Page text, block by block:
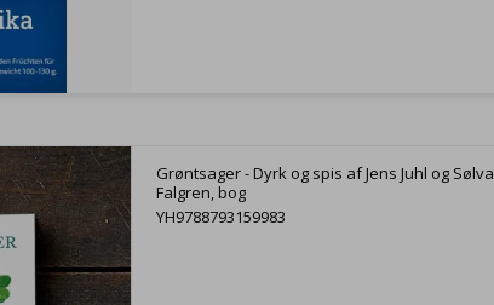
Grøntsager - Dyrk og spis af Jens Juhl og Sølva
Falgren, bog
YH9788793159983